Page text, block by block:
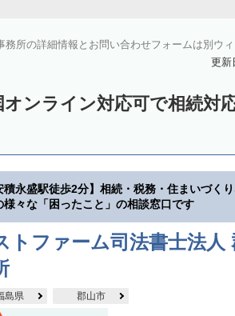
務所の詳細情報とお問い合わせフォームは別ウ
更新
ンライン対応可で相続対
積永盛駅徒歩2分】相続・税務・住まいづく
様々な「困ったこと」の相談窓口です
トファーム司法書士法人
島県 郡山市